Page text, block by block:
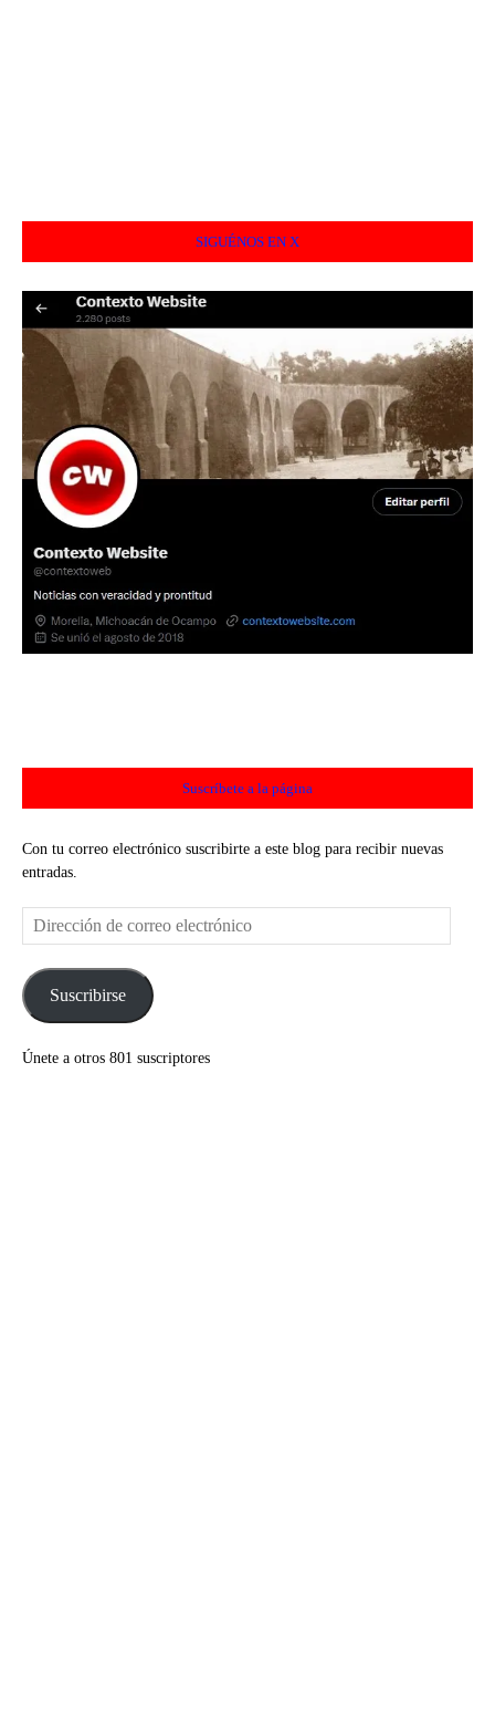
SIGUÉNOS EN X
Suscríbete a la página
Con tu correo electrónico suscribirte a este blog para recibir nuevas
entradas.
Dirección
de
electrónicoSuscribirse
Únete a otros 801 suscriptores